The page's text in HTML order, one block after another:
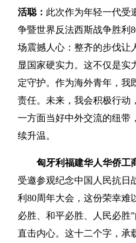
活聪： 此次作为年轻一代受
争暨世界反法西斯战争胜利
场震撼人心：整齐的步伐让
显国家硬实力。这不仅是实
定守护。作为海外青年，我
责任。未来，我会积极行动
一方面当好中外交流的纽带
续升温。
匈牙利福建华人华侨工
受邀参观纪念中国人民抗日
利80周年大会，这份荣幸难
必胜、和平必胜、人民必胜
直击内心。这十二个字，承